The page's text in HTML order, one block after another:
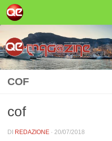
Salta al contenuto
COF
cof
DI REDAZIONE · 20/07/2018